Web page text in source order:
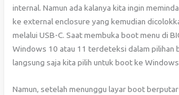
internal. Namun ada kalanya kita ingin
ke external enclosure yang kemudian
melalui USB-C. Saat membuka boot menu di
Windows 10 atau 11 terdeteksi dalam pilihan
langsung saja kita pilih untuk boot ke
Namun, setelah menunggu layar boot